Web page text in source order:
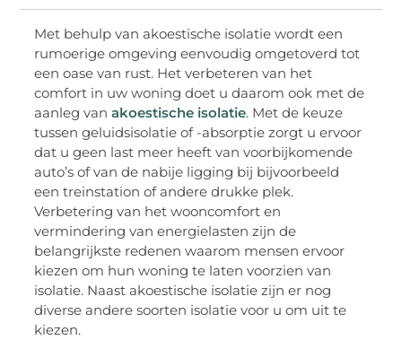
Met behulp van akoestische isolatie wordt een
rumoerige omgeving eenvoudig omgetoverd tot
een oase van rust. Het verbeteren van het
comfort in uw woning doet u daarom ook met de
aanleg vanakoestische isolatie. Met de keuze
tussen geluidsisolatie of -absorptie zorgt u ervoor
dat u geen last meer heeft van voorbijkomende
auto’s of van de nabije ligging bij bijvoorbeeld
een treinstation of andere drukke plek.
Verbetering van het wooncomfort en
vermindering van energielasten zijn de
belangrijkste redenen waarom mensen ervoor
kiezen om hun woning te laten voorzien van
isolatie. Naast akoestische isolatie zijn er nog
diverse andere soorten isolatie voor u om uit te
kiezen.